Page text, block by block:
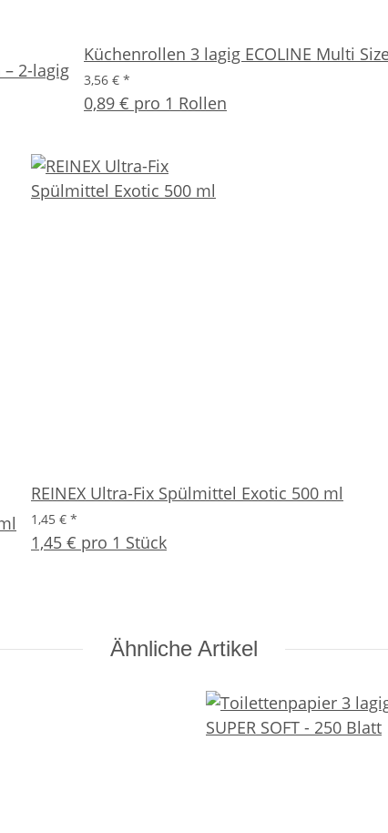
– 2-lagig
Küchenrollen 3 lagig ECOLINE Multi
3,56 € *
0,89 € pro 1 Rollen
REINEX Ultra-Fix Spülmittel Exotic 500 ml
1,45 € *
1,45 € pro 1 Stück
Ähnliche Artikel